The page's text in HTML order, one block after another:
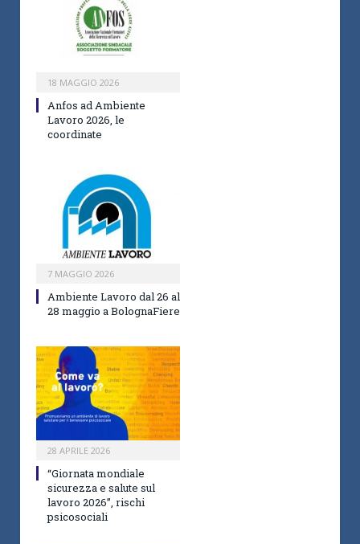
18 MAGGIO 2026
Anfos ad Ambiente
Lavoro 2026, le
coordinate
7 MAGGIO 2026
Ambiente Lavoro dal 26 al
28 maggio a BolognaFiere
28 APRILE 2026
“Giornata mondiale
sicurezza e salute sul
lavoro 2026”, rischi
psicosociali